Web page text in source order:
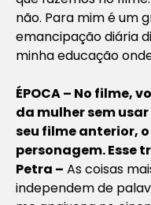
não. Para mim é um
emancipação diária
minha educação
ÉPOCA – No filme,
da mulher sem
seu filme anterior,
personagem. Esse
Petra – As coisas
independem de